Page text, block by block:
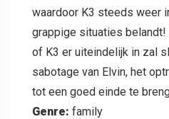
waardoor K3 steeds weer
grappige situaties
of K3 er uiteindelijk in zal
sabotage van Elvin, het
tot een goed einde te
Genre: family